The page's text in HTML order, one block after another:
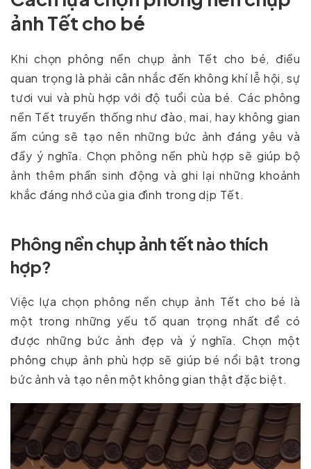
ảnh Tết cho bé
Khi chọn phông nền chụp ảnh Tết cho bé, điều
quan trọng là phải cân nhắc đến không khí lễ hội, sự
tươi vui và phù hợp với độ tuổi của bé. Các phông
nền Tết truyền thống như đào, mai, hay không gian
ấm cúng sẽ tạo nên những bức ảnh đáng yêu và
đầy ý nghĩa. Chọn phông nền phù hợp sẽ giúp bộ
ảnh thêm phần sinh động và ghi lại những khoảnh
khắc đáng nhớ của gia đình trong dịp Tết.
Phông nền chụp ảnh tết nào thích
hợp?
Việc lựa chọn phông nền chụp ảnh Tết cho bé là
một trong những yếu tố quan trọng nhất để có
được những bức ảnh đẹp và ý nghĩa. Chọn một
phông chụp ảnh phù hợp sẽ giúp bé nổi bật trong
bức ảnh và tạo nên một không gian thật đặc biệt.